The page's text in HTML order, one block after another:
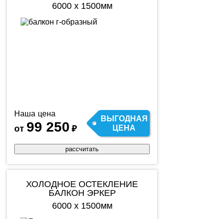
6000 х 1500мм
Наша цена
от 99 250 ₽
ВЫГОДНАЯ
ЦЕНА
рассчитать
ХОЛОДНОЕ ОСТЕКЛЕНИЕ
БАЛКОН ЭРКЕР
6000 х 1500мм